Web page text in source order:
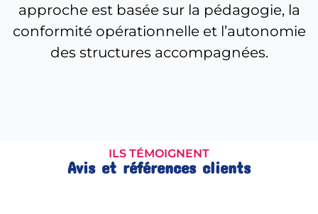
approche est basée sur la pédagogie, la
conformité opérationnelle et l’autonomie
des structures accompagnées.
ILS TÉMOIGNENT
Avis et références clients